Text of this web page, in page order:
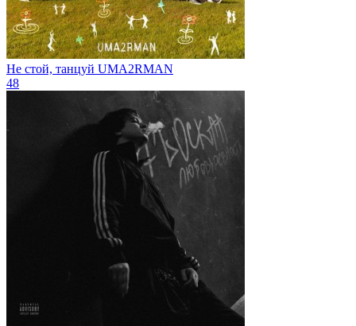
Не стой, танцуй UMA2RMAN
48